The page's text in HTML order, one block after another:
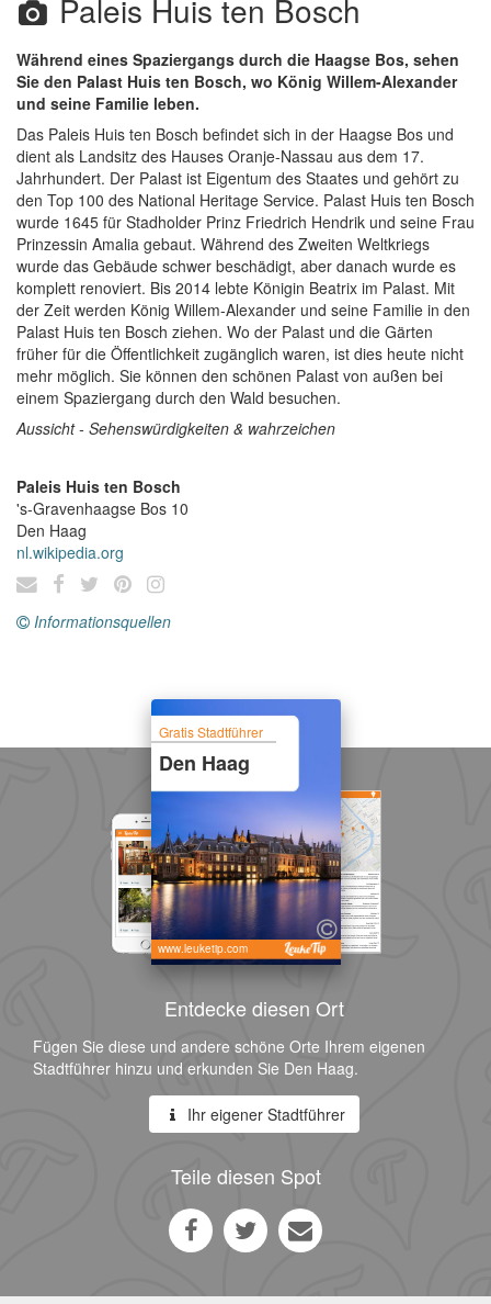
Paleis Huis ten Bosch
Während eines Spaziergangs durch die Haagse Bos, sehen
Sie den Palast Huis ten Bosch, wo König Willem-Alexander
und seine Familie leben.
Das Paleis Huis ten Bosch befindet sich in der Haagse Bos und
dient als Landsitz des Hauses Oranje-Nassau aus dem 17.
Jahrhundert. Der Palast ist Eigentum des Staates und gehört zu
den Top 100 des National Heritage Service. Palast Huis ten Bosch
wurde 1645 für Stadholder Prinz Friedrich Hendrik und seine Frau
Prinzessin Amalia gebaut. Während des Zweiten Weltkriegs
wurde das Gebäude schwer beschädigt, aber danach wurde es
komplett renoviert. Bis 2014 lebte Königin Beatrix im Palast. Mit
der Zeit werden König Willem-Alexander und seine Familie in den
Palast Huis ten Bosch ziehen. Wo der Palast und die Gärten
früher für die Öffentlichkeit zugänglich waren, ist dies heute nicht
mehr möglich. Sie können den schönen Palast von außen bei
einem Spaziergang durch den Wald besuchen.
Aussicht - Sehenswürdigkeiten & wahrzeichen
Paleis Huis ten Bosch
's-Gravenhaagse Bos 10
Den Haag
nl.wikipedia.org
Informationsquellen
Gratis Stadtführer
Den Haag
www.leuketip.com
Entdecke diesen Ort
Fügen Sie diese und andere schöne Orte Ihrem eigenen
Stadtführer hinzu und erkunden Sie Den Haag.
Ihr eigener Stadtführer
Teile diesen Spot